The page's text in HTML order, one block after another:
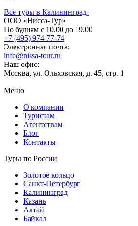
Все туры в Калининград
ООО «Нисса-Тур»
По будням с 10.00 до 19.00
+7 (495) 974-77-74
Электронная почта:
info@nissa-tour.ru
Наш офис:
Москва, ул. Ольховская, д. 45, стр. 1
Меню
О компании
Туристам
Агентствам
Блог
Контакты
Туры по России
Золотое кольцо
Санкт-Петербург
Калининград
Казань
Алтай
Байкал